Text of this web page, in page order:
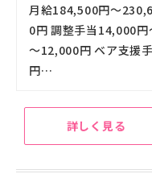
月給184,500円～
0円 調整手当14,000
～12,000円 ベア支援
円…
詳しく見る